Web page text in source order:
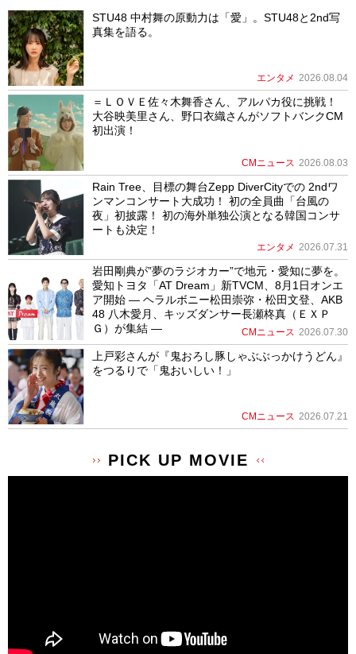
STU48 中村舞の原動力は「愛」。STU48と2nd写
真集を語る。
エンタメ 2026.08.04
＝ＬＯＶＥ佐々木舞香さん、アルパカ役に挑戦！
大谷映美里さん、野口衣織さんがソフトバンクCM
初出演！
CMニュース 2026.08.03
Rain Tree、目標の舞台Zepp DiverCityでの 2ndワ
ンマンコンサート大成功！ 初の全員曲「台風の
夜」初披露！ 初の海外単独公演となる韓国コンサ
ートも決定！
エンタメ 2026.07.31
岩田剛典が”夢のラジオカー”で地元・愛知に夢を。
愛知トヨタ「AT Dream」新TVCM、8月1日オンエ
ア開始 ― ヘラルボニー松田崇弥・松田文登、AKB
48 八木愛月、キッズダンサー長瀬柊真（ＥＸＰ
Ｇ）が集結 ―
CMニュース 2026.07.30
上戸彩さんが『鬼おろし豚しゃぶぶっかけうどん』
をつるりで「鬼おいしい！」
CMニュース 2026.07.21
PICK UP MOVIE